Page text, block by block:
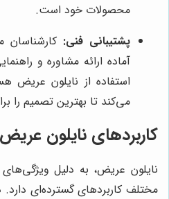
محصولات خود است.
پشتیبانی فنی: کارشناسان
آماده ارائه مشاوره و
استفاده از نایلون عریض
می‌کند تا بهترین تصمیم را
کاربردهای نایلون عریض
نایلون عریض، به دلیل
مختلف کاربردهای گسترده‌ای دارد.